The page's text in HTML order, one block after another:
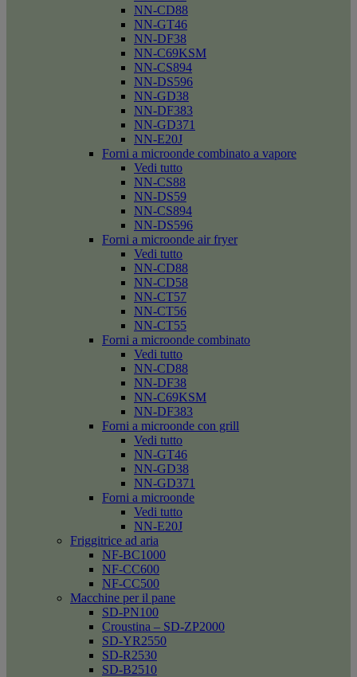
NN-CD88
NN-GT46
NN-DF38
NN-C69KSM
NN-CS894
NN-DS596
NN-GD38
NN-DF383
NN-GD371
NN-E20J
Forni a microonde combinato a vapore
Vedi tutto
NN-CS88
NN-DS59
NN-CS894
NN-DS596
Forni a microonde air fryer
Vedi tutto
NN-CD88
NN-CD58
NN-CT57
NN-CT56
NN-CT55
Forni a microonde combinato
Vedi tutto
NN-CD88
NN-DF38
NN-C69KSM
NN-DF383
Forni a microonde con grill
Vedi tutto
NN-GT46
NN-GD38
NN-GD371
Forni a microonde
Vedi tutto
NN-E20J
Friggitrice ad aria
NF-BC1000
NF-CC600
NF-CC500
Macchine per il pane
SD-PN100
Croustina – SD-ZP2000
SD-YR2550
SD-R2530
SD-B2510